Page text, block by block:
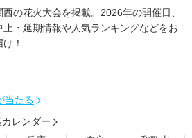
西の花火大会を掲載。2026年の開催日、
止・延期情報や人気ランキングなどをお
け！
当たる
レンダー